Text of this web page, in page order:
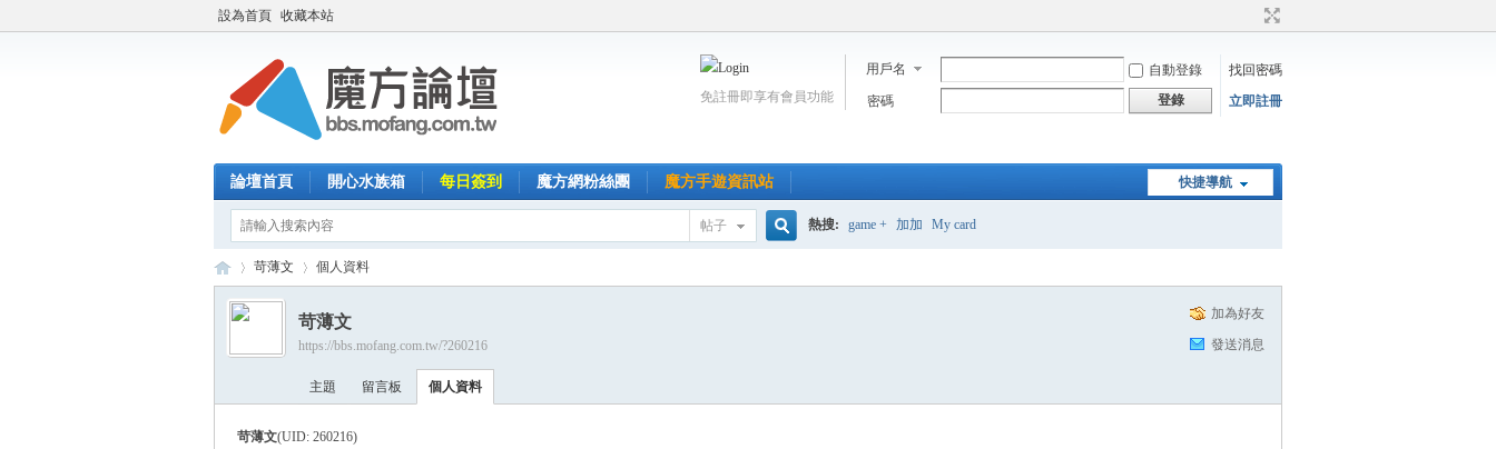
設為首頁 收藏本站
用戶名 自動登錄
找回密碼
密碼
登錄 立即註冊
免註冊即享有會員功能
快捷導航
論壇首頁 開心水族箱 每日簽到 魔方網粉絲團 魔方手遊資訊站
帖子 熱搜: game + 加加 My card
›
苛薄文 個人資料
加為好友
發送消息
苛薄文
https://bbs.mofang.com.tw/?260216
主題 留言板 個人資料
苛薄文(UID: 260216)